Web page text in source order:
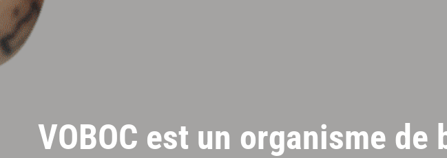
VOBOC est un organisme